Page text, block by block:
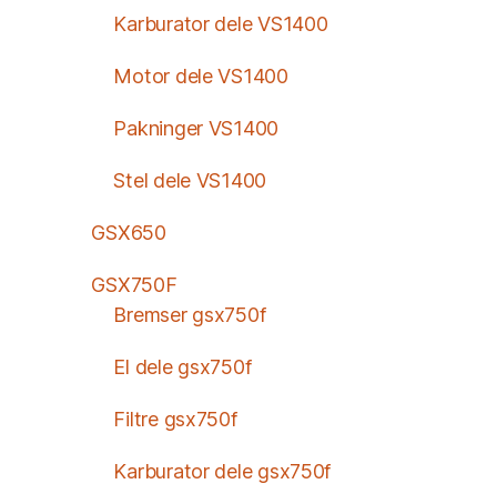
Karburator dele VS1400
Motor dele VS1400
Pakninger VS1400
Stel dele VS1400
GSX650
GSX750F
Bremser gsx750f
El dele gsx750f
Filtre gsx750f
Karburator dele gsx750f